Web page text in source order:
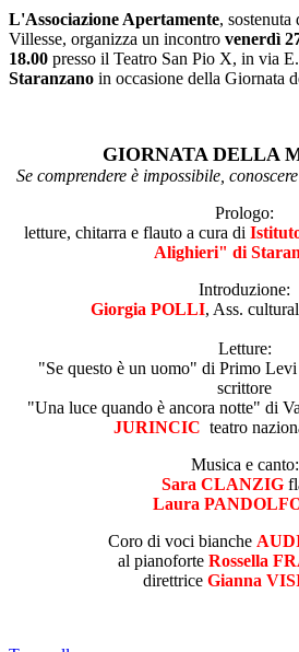
L'Associazione Apertamente,
Villesse, organizza un incontro venerdì
18.00 presso il Teatro San Pio X, in via
Staranzano in occasione della Giornata
GIORNATA DELLA
Se comprendere è impossibile,
Prologo:
letture, chitarra e flauto a cura di
Alighieri" di
Introduzione:
Giorgia POLLI, Ass.
Letture:
"Se questo è un uomo" di Primo
scrittore
"Una luce quando è ancora notte" di
JURINCIC teatro
Musica e canto:
Sara CLANZIG
Laura
Coro di voci bianche
al pianoforte Rossella
direttrice Gianna